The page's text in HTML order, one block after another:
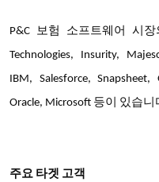
P&C 보험 소프트웨어 시
Technologies, Insurity,
IBM, Salesforce, Snapsheet,
Oracle, Microsoft 등이 있습니
주요 타겟 고객